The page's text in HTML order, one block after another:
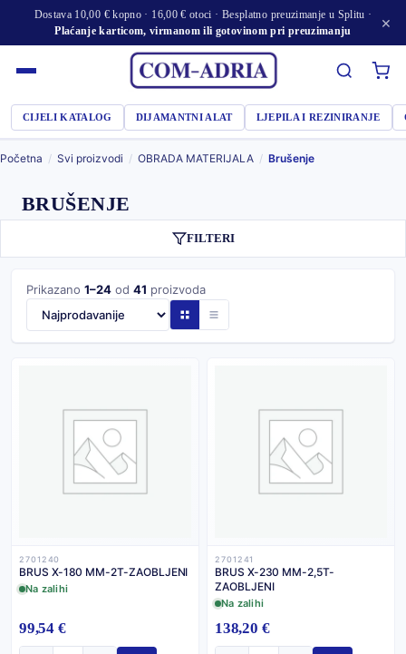
Dostava 10,00 € kopno · 16,00 € otoci · Besplatno preuzimanje u Splitu ·
Plaćanje karticom, virmanom ili gotovinom pri preuzimanju
×
CIJELI KATALOG DIJAMANTNI ALAT LJEPILA I REZINIRANJE
Početna / Svi proizvodi / OBRADA MATERIJALA / Brušenje
BRUŠENJE
FILTERI
Prikazano 1–24 od 41 proizvoda
2701240
BRUS X-180 MM-2T-ZAOBLJENI
Na zalihi
99,54 €
2701241
BRUS X-230 MM-2,5T-
ZAOBLJENI
Na zalihi
138,20 €